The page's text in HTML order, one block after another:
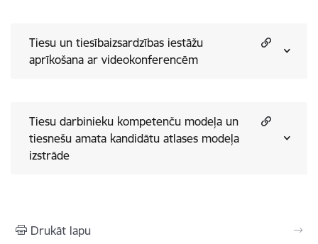
Tiesu un tiesībaizsardzības iestāžu
aprīkošana ar videokonferencēm
Tiesu darbinieku kompetenču modeļa un
tiesnešu amata kandidātu atlases modeļa
izstrāde
Drukāt lapu